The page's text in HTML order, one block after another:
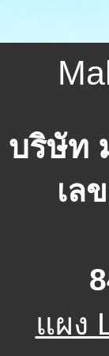
บริษัท
เล
แผง